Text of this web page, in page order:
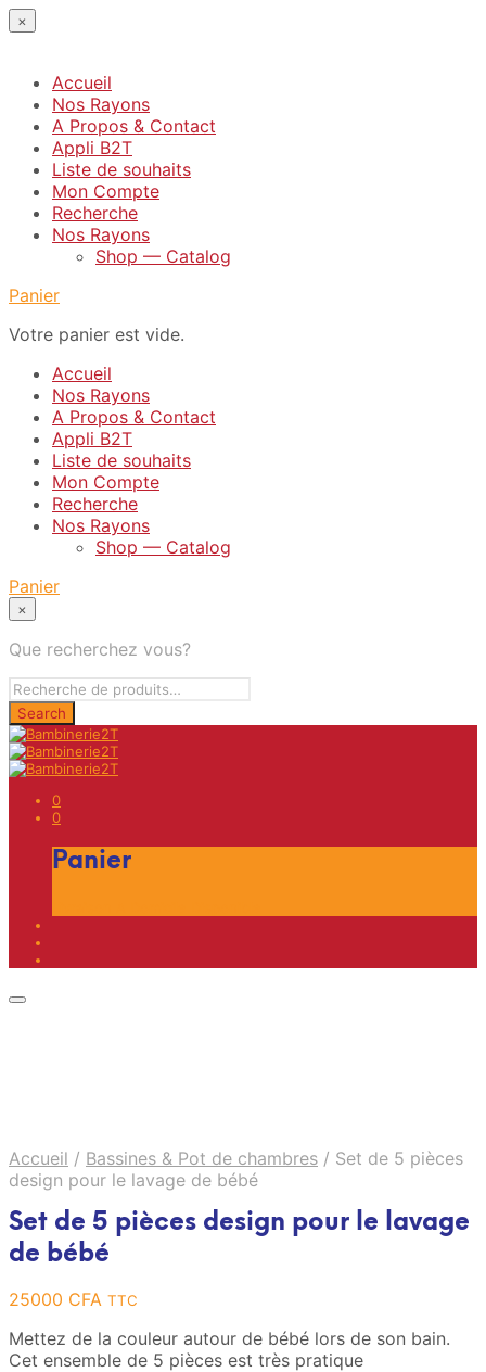
×
Accueil
Nos Rayons
A Propos & Contact
Appli B2T
Liste de souhaits
Mon Compte
Recherche
Nos Rayons
Shop — Catalog
Panier
Votre panier est vide.
Accueil
Nos Rayons
A Propos & Contact
Appli B2T
Liste de souhaits
Mon Compte
Recherche
Nos Rayons
Shop — Catalog
Panier
×
Que recherchez vous?
0
0
Panier
Accueil / Bassines & Pot de chambres / Set de 5 pièces
design pour le lavage de bébé
Set de 5 pièces design pour le lavage
de bébé
25000 CFA TTC
Mettez de la couleur autour de bébé lors de son bain.
Cet ensemble de 5 pièces est très pratique